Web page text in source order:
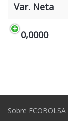
Var. Neta
0,0000
Sobre ECOBOLSA